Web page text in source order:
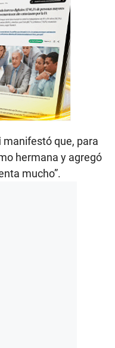
manifestó que, para
hermana y agregó
mucho”.